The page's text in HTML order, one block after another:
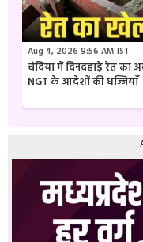
Aug 4, 2026 9:56 AM IST
चंदिया में दिनदहाड़े रेत का
NGT के आदेशों की धज्जियाँ